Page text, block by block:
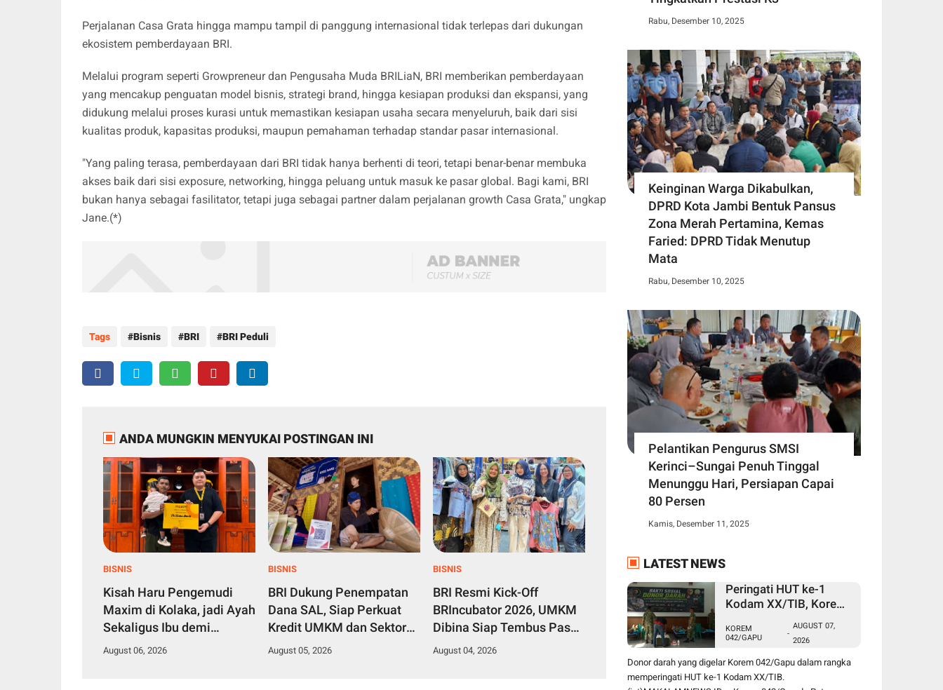
Perjalanan Casa Grata hingga mampu tampil di panggung internasional tidak terlepas dari dukungan
ekosistem pemberdayaan BRI.
Melalui program seperti Growpreneur dan Pengusaha Muda BRILiaN, BRI memberikan pemberdayaan
yang mencakup penguatan model bisnis, strategi brand, hingga kesiapan produksi dan ekspansi, yang
didukung melalui proses kurasi untuk memastikan kesiapan usaha secara menyeluruh, baik dari sisi
kualitas produk, kapasitas produksi, maupun pemahaman terhadap standar pasar internasional.
"Yang paling terasa, pemberdayaan dari BRI tidak hanya berhenti di teori, tetapi benar-benar membuka
akses baik dari sisi exposure, networking, hingga peluang untuk masuk ke pasar global. Bagi kami, BRI
bukan hanya sebagai fasilitator, tetapi juga sebagai partner dalam perjalanan growth Casa Grata," ungkap
Jane.(*)
Tags Bisnis BRI BRI Peduli
ANDA MUNGKIN MENYUKAI POSTINGAN INI
BISNIS
Kisah Haru Pengemudi
Maxim di Kolaka, jadi Ayah
Sekaligus Ibu demi
Membesarkan Anak Balita
August 06, 2026
BISNIS
BRI Dukung Penempatan
Dana SAL, Siap Perkuat
Kredit UMKM dan Sektor
Produktif
August 05, 2026
BISNIS
BRI Resmi Kick-Off
BRIncubator 2026, UMKM
Dibina Siap Tembus Pasar
Global
August 04, 2026
Rabu, Desember 10, 2025
Keinginan Warga Dikabulkan,
DPRD Kota Jambi Bentuk Pansus
Zona Merah Pertamina, Kemas
Faried: DPRD Tidak Menutup
Mata
Rabu, Desember 10, 2025
Pelantikan Pengurus SMSI
Kerinci–Sungai Penuh Tinggal
Menunggu Hari, Persiapan Capai
80 Persen
Kamis, Desember 11, 2025
LATEST NEWS
Peringati HUT ke-1
Kodam XX/TIB, Korem
Darah untuk Bantu
Penuhi Kebutuhan
Masyarakat
KOREM
042/GAPU
-
AUGUST 07,
2026
Donor darah yang digelar Korem 042/Gapu dalam rangka
memperingati HUT ke-1 Kodam XX/TIB.